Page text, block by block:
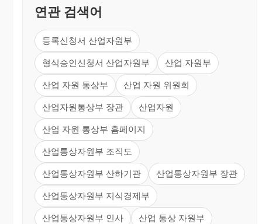
연관 검색어
등록신청서 산업자원부
형식승인신청서 산업자원부 산업 자원부
산업 자원 통상부 산업 자원 위원회
산업자원통상부 장관 산업자원
산업 자원 통상부 홈페이지
산업통상자원부 조직도
산업통상자원부 산하기관 산업통상자원부 장관
산업통상자원부 지식경제부
산업통상자원부 인사 산업 통상 자원부